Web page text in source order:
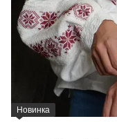
Новинка